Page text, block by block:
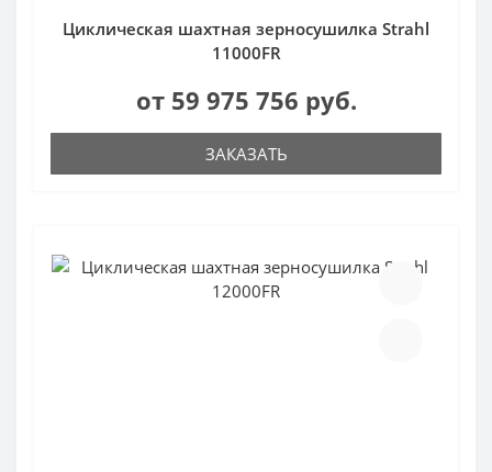
Циклическая шахтная зерносушилка Strahl
11000FR
от 59 975 756 руб.
ЗАКАЗАТЬ